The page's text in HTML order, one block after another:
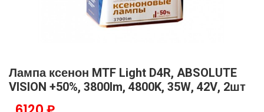
Лампа ксенон MTF Light D4R, ABSOLUTE
VISION +50%, 3800lm, 4800K, 35W, 42V, 2шт